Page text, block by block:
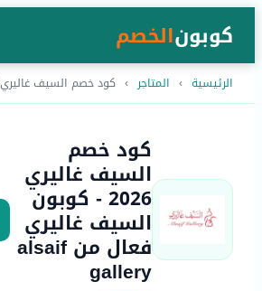
كوبونالخصم
الرئيسية › المتاجر › كود خصم السيف غاليري 2026...
كود خصم
السيف غاليري
2026 - كوبون
السيف غاليري
فعال من alsaif
gallery